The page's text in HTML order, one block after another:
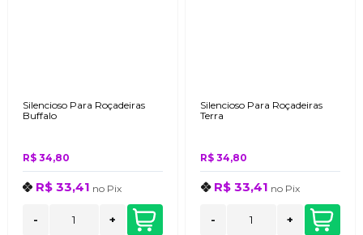
Silencioso Para Roçadeiras
Buffalo
R$ 34,80
R$ 33,41 no Pix
- +
Silencioso Para Roçadeiras
Terra
R$ 34,80
R$ 33,41 no Pix
- +